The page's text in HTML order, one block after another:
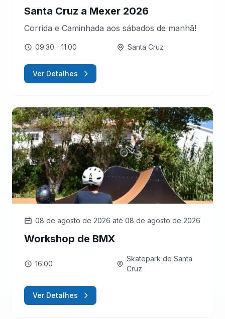
Santa Cruz a Mexer 2026
Corrida e Caminhada aos sábados de manhã!
09:30 - 11:00 Santa Cruz
Ver Detalhes
08 de agosto de 2026 até 08 de agosto de 2026
Workshop de BMX
16:00
Skatepark de Santa
Cruz
Ver Detalhes